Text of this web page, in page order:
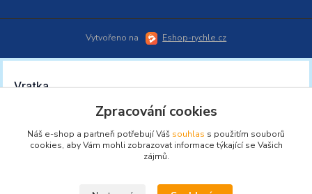
Vytvořeno na Eshop-rychle.cz
Zpracování cookies
Náš e-shop a partneři potřebují Váš souhlas s použitím souborů
cookies, aby Vám mohli zobrazovat informace týkající se Vašich
zájmů.